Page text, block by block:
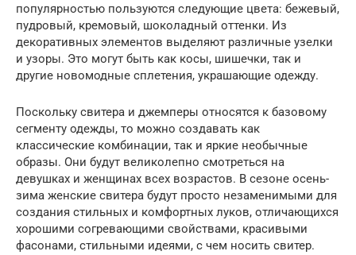
популярностью пользуются следующие цвета: бежевый,
пудровый, кремовый, шоколадный оттенки. Из
декоративных элементов выделяют различные узелки
и узоры. Это могут быть как косы, шишечки, так и
другие новомодные сплетения, украшающие одежду.
Поскольку свитера и джемперы относятся к базовому
сегменту одежды, то можно создавать как
классические комбинации, так и яркие необычные
образы. Они будут великолепно смотреться на
девушках и женщинах всех возрастов. В сезоне осень-
зима женские свитера будут просто незаменимыми для
создания стильных и комфортных луков, отличающихся
хорошими согревающими свойствами, красивыми
фасонами, стильными идеями, с чем носить свитер.